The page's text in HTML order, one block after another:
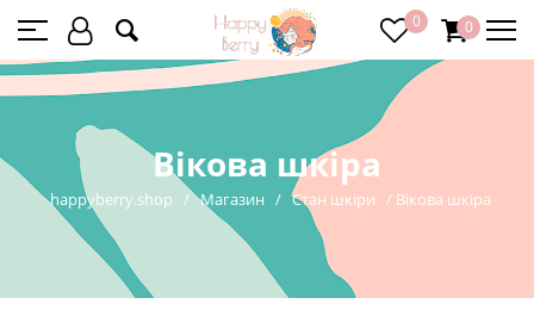
0 0
Вікова шкіра
happyberry.shop / Магазин / Стан шкіри / Вікова шкіра